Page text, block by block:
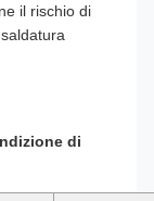
il rischio di
di